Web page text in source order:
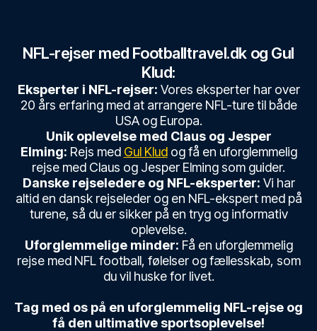
NFL-rejser med Footballtravel.dk og Gul
Klud:
Eksperter i NFL-rejser: Vores eksperter har over
20 års erfaring med at arrangere NFL-ture til både
USA og Europa.
Unik oplevelse med Claus og Jesper
Elming: Rejs med Gul Kludog få en uforglemmelig
rejse med Claus og Jesper Elming som guider.
Danske rejseledere og NFL-eksperter: Vi har
altid en dansk rejseleder og en NFL-ekspert med på
turene, så du er sikker på en tryg og informativ
oplevelse.
Uforglemmelige minder: Få en uforglemmelig
rejse med NFL football, følelser og fællesskab, som
du vil huske for livet.
Tag med os på en uforglemmelig NFL-rejse og
få den ultimative sportsoplevelse!